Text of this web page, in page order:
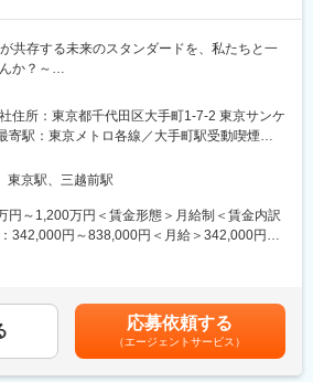
完遂し、今後は更なる規模拡大を見据えてい
発作業を分業し、フロントエンド部分を担当
ワーク「React」によるカード型UIデザインを
ステム動作環境にあわせてAWSで環境を構築
活用しました。
ニケーションを取りながらDXを進めている案
。クライアントが直面している問題や課題を
共存する未来のスタンダードを、私たちと一
か？～
ンジニアリング（技術実装）のご経験と強み
業務変革をテクノロジー面から推進する役割
「AI Agent CoE」構築支援やAI Agent 駆動型
において、特に「価値検証」「実装」などの
画し、徐々に戦略・コンサルティング領域へ
きます。
AI Agent活用の全社方針策定、ガバナンス・
づくり。
Assessment）
住所：東京都千代田区大手町1-7-2 東京サンケ
寄駅：東京メトロ各線／大手町駅受動喫煙対
更の範囲：会社の定める事業所（リモートワ
東京駅、三越前駅
円～1,200万円＜賃金形態＞月給制＜賃金内訳
342,000円～838,000円＜月給＞342,000円～
でも目安の金額であり、選考を通じて上下す
。月給(月額)は固定手当を含めた表記です。
応募依頼する
（エージェントサービス）